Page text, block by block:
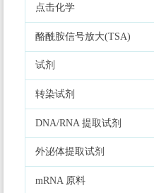
点击化学
酪酰胺信号放大(TSA)
试剂
转染试剂
DNA/RNA 提取试剂
外泌体提取试剂
mRNA 原料